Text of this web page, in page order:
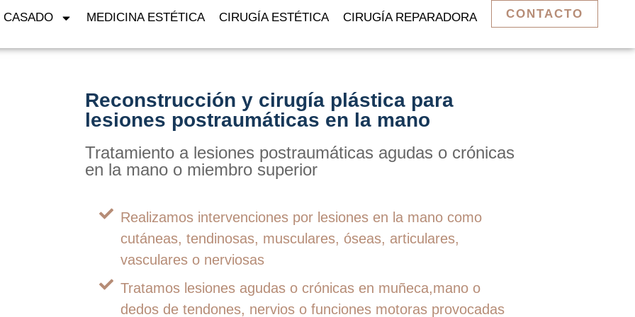
CASADO MEDICINA ESTÉTICA CIRUGÍA ESTÉTICA CIRUGÍA REPARADORA CONTACTO
Reconstrucción y cirugía plástica para
lesiones postraumáticas en la mano
Tratamiento a lesiones postraumáticas agudas o crónicas
en la mano o miembro superior
Realizamos intervenciones por lesiones en la mano como
cutáneas, tendinosas, musculares, óseas, articulares,
vasculares o nerviosas
Tratamos lesiones agudas o crónicas en muñeca,mano o
dedos de tendones, nervios o funciones motoras provocadas